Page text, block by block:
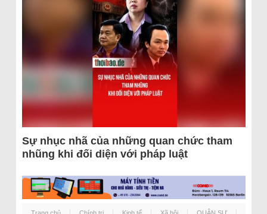
Sự nhục nhã của những quan chức tham
nhũng khi đối diện với pháp luật